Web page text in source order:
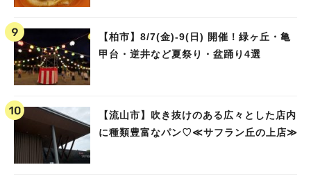
【柏市】8/7(金)‐9(日) 開催！緑ヶ丘・亀
甲台・逆井など夏祭り・盆踊り4選
【流山市】吹き抜けのある広々とした店内
に種類豊富なパン♡≪サフラン丘の上店≫